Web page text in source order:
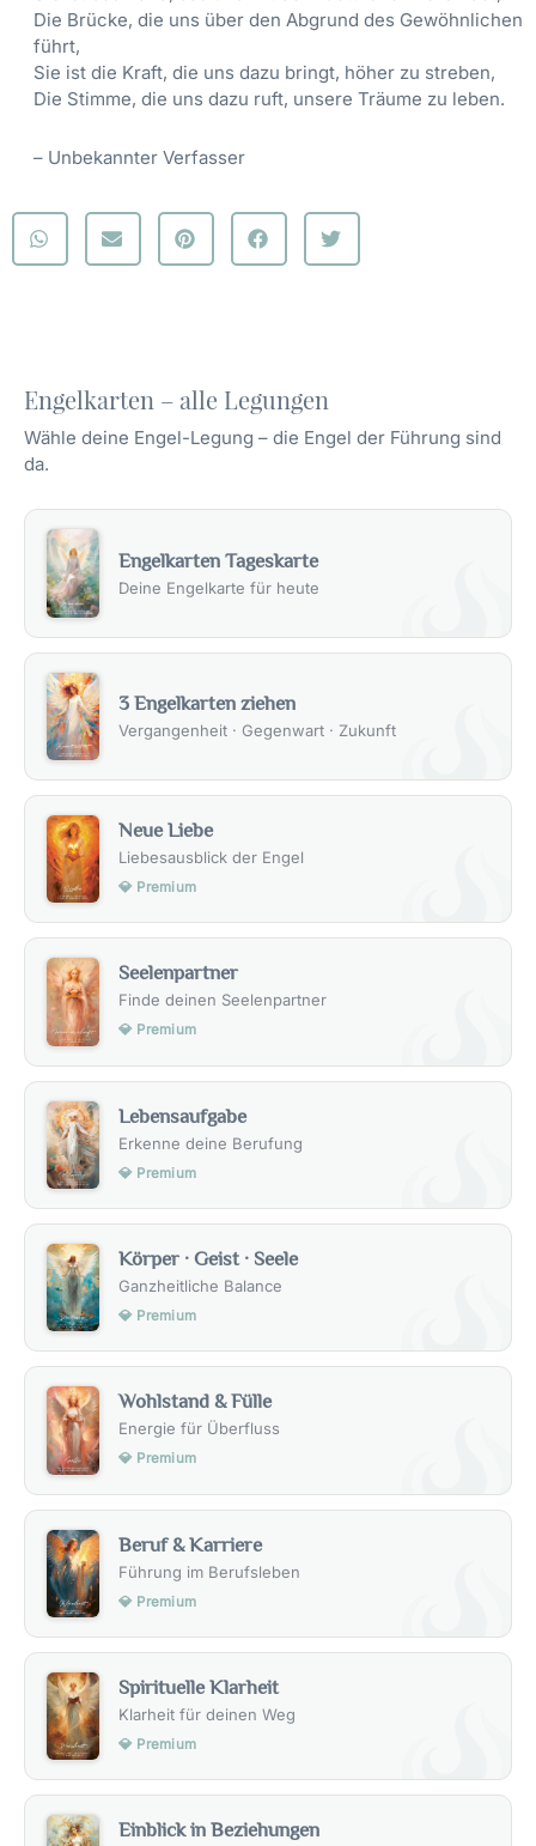
Die Brücke, die uns über den Abgrund des Gewöhnlichen
führt,
Sie ist die Kraft, die uns dazu bringt, höher zu streben,
Die Stimme, die uns dazu ruft, unsere Träume zu leben.
– Unbekannter Verfasser
Engelkarten – alle Legungen
Wähle deine Engel-Legung – die Engel der Führung sind
da.
Engelkarten Tageskarte
Deine Engelkarte für heute
3 Engelkarten ziehen
Vergangenheit · Gegenwart · Zukunft
Neue Liebe
Liebesausblick der Engel
💎 Premium
Seelenpartner
Finde deinen Seelenpartner
💎 Premium
Lebensaufgabe
Erkenne deine Berufung
💎 Premium
Körper · Geist · Seele
Ganzheitliche Balance
💎 Premium
Wohlstand & Fülle
Energie für Überfluss
💎 Premium
Beruf & Karriere
Führung im Berufsleben
💎 Premium
Spirituelle Klarheit
Klarheit für deinen Weg
💎 Premium
Einblick in Beziehungen